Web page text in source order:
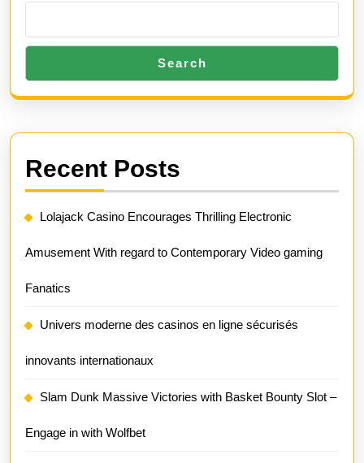
Search
Recent Posts
Lolajack Casino Encourages Thrilling Electronic
Amusement With regard to Contemporary Video gaming
Fanatics
Univers moderne des casinos en ligne sécurisés
innovants internationaux
Slam Dunk Massive Victories with Basket Bounty Slot –
Engage in with Wolfbet